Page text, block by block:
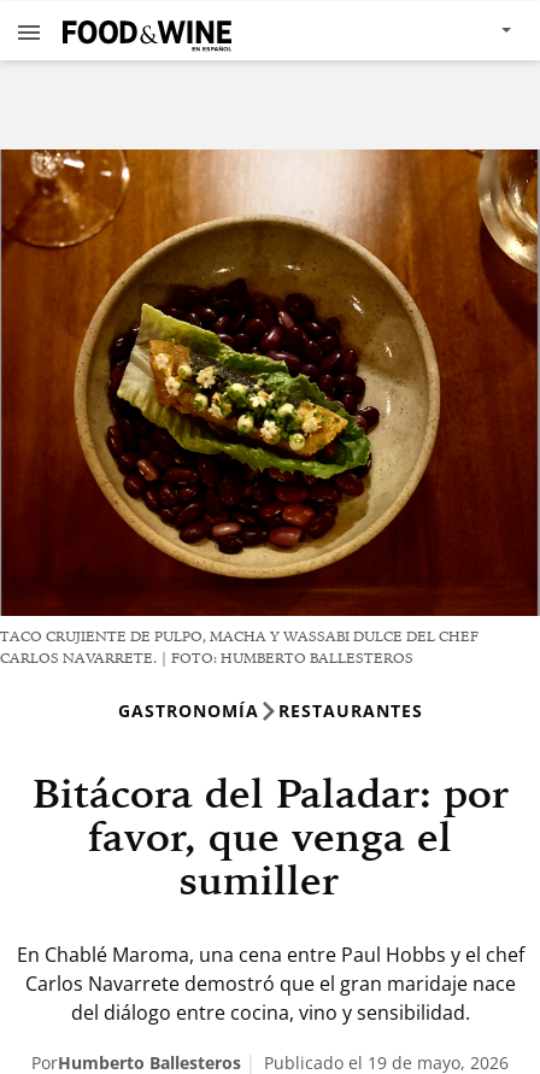
TACO CRUJIENTE DE PULPO, MACHA Y WASSABI DULCE DEL CHEF
CARLOS NAVARRETE. | FOTO: HUMBERTO BALLESTEROS
GASTRONOMÍA RESTAURANTES
Bitácora del Paladar: por
favor, que venga el
sumiller
En Chablé Maroma, una cena entre Paul Hobbs y el chef
Carlos Navarrete demostró que el gran maridaje nace
del diálogo entre cocina, vino y sensibilidad.
PorHumberto Ballesteros Publicado el 19 de mayo, 2026